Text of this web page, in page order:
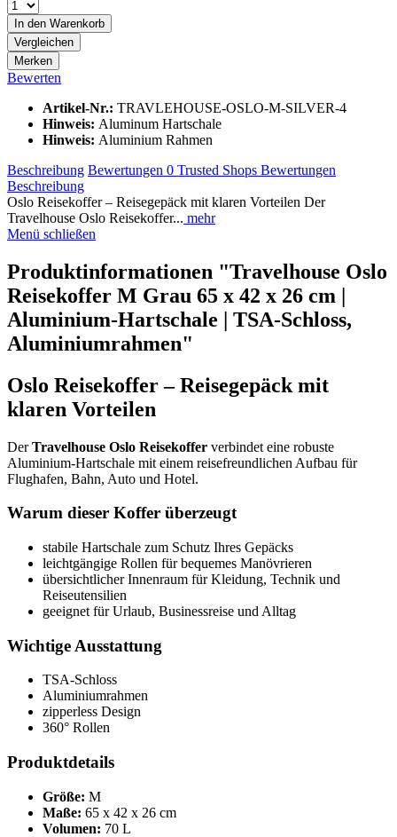
In den Warenkorb
Vergleichen
Merken
Bewerten
Artikel-Nr.: TRAVLEHOUSE-OSLO-M-SILVER-4
Hinweis: Aluminum Hartschale
Hinweis: Aluminium Rahmen
Beschreibung Bewertungen 0 Trusted Shops Bewertungen
Beschreibung
Oslo Reisekoffer – Reisegepäck mit klaren Vorteilen Der
Travelhouse Oslo Reisekoffer... mehr
Menü schließen
Produktinformationen "Travelhouse Oslo
Reisekoffer M Grau 65 x 42 x 26 cm |
Aluminium-Hartschale | TSA-Schloss,
Aluminiumrahmen"
Oslo Reisekoffer – Reisegepäck mit
klaren Vorteilen
DerTravelhouse Oslo Reisekoffer verbindet eine robuste
Aluminium-Hartschale mit einem reisefreundlichen Aufbau für
Flughafen, Bahn, Auto und Hotel.
Warum dieser Koffer überzeugt
stabile Hartschale zum Schutz Ihres Gepäcks
leichtgängige Rollen für bequemes Manövrieren
übersichtlicher Innenraum für Kleidung, Technik und
Reiseutensilien
geeignet für Urlaub, Businessreise und Alltag
Wichtige Ausstattung
TSA-Schloss
Aluminiumrahmen
zipperless Design
360° Rollen
Produktdetails
Größe: M
Maße: 65 x 42 x 26 cm
Volumen: 70 L